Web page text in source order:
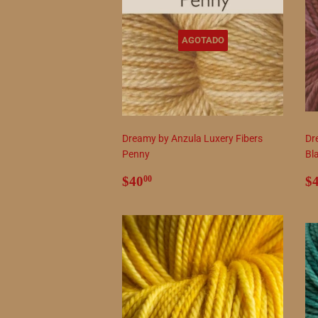
AGOTADO
Dreamy by Anzula Luxery Fibers
Penny
Precio
$4000